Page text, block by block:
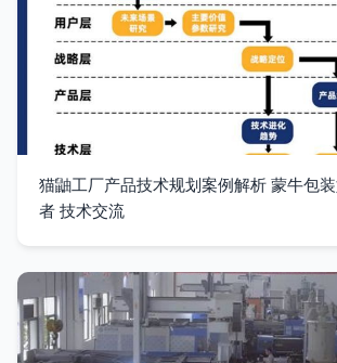
猫鼬工厂产品技术规划案例解析 蒙牛包
者 技术交流